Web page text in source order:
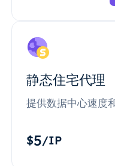
静态住宅代理
提供数据中心速度
$5/IP